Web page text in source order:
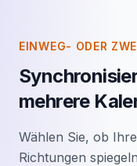
EINWEG- ODER
mehrere
Wählen Sie, ob
Richtungen